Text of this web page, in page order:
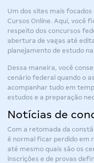
Um dos sites mais
Cursos Online. Aqui, você
respeito dos concursos
abertura de vagas até
planejamento de estudo
Dessa maneira, você
cenário federal quando o
acompanhar tudo em
estudos e a preparação
Notícias de
Com a retomada da
é normal ficar perdido em
até mesmo quais são os
inscrições e de provas